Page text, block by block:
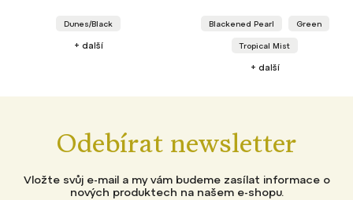
Dunes/Black
+ další
Blackened Pearl Green
Tropical Mist
+ další
Odebírat newsletter
Vložte svůj e-mail a my vám budeme zasílat informace o
nových produktech na našem e-shopu.